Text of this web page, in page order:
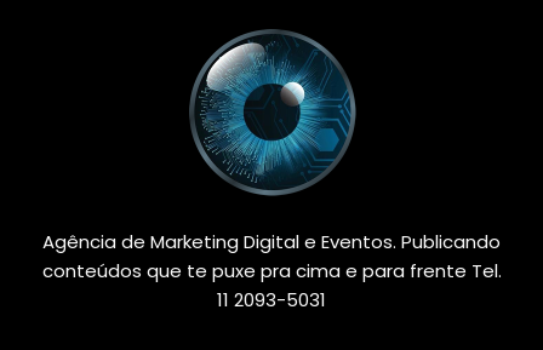
Agência de Marketing Digital e Eventos. Publicando
conteúdos que te puxe pra cima e para frente Tel.
11 2093-5031